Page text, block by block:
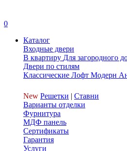
0
Каталог
Входные двери
В квартиру Для загородного
Двери по стилям
Классические Лофт Модерн
New Решетки | Ставни
Варианты отделки
Фурнитура
МДФ панель
Сертификаты
Гарантия
Услуги